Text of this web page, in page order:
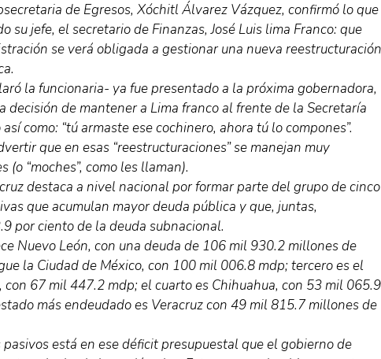
de Egresos, Xóchitl Álvarez Vázquez, confirmó lo que
su jefe, el secretario de Finanzas, José Luis lima Franco: que
se verá obligada a gestionar una nueva reestructuración
la funcionaria- ya fue presentado a la próxima gobernadora,
decisión de mantener a Lima franco al frente de la Secretaría
como: “tú armaste ese cochinero, ahora tú lo compones”.
que en esas “reestructuraciones” se manejan muy
(o “moches”, como les llaman).
destaca a nivel nacional por formar parte del grupo de cinco
que acumulan mayor deuda pública y que, juntas,
por ciento de la deuda subnacional.
Nuevo León, con una deuda de 106 mil 930.2 millones de
la Ciudad de México, con 100 mil 006.8 mdp; tercero es el
con 67 mil 447.2 mdp; el cuarto es Chihuahua, con 53 mil 065.9
más endeudado es Veracruz con 49 mil 815.7 millones de
está en ese déficit presupuestal que el gobierno de